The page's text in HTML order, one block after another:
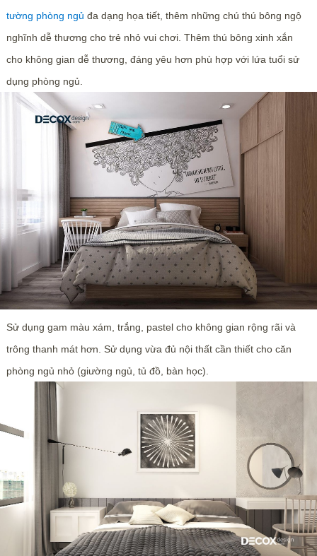
tường phòng ngủ đa dạng họa tiết, thêm những chú thú bông ngộ
nghĩnh dễ thương cho trẻ nhỏ vui chơi. Thêm thú bông xinh xắn
cho không gian dễ thương, đáng yêu hơn phù hợp với lứa tuổi sử
dụng phòng ngủ.
Sử dụng gam màu xám, trắng, pastel cho không gian rộng rãi và
trông thanh mát hơn. Sử dụng vừa đủ nội thất cần thiết cho căn
phòng ngủ nhỏ (giường ngủ, tủ đồ, bàn học).